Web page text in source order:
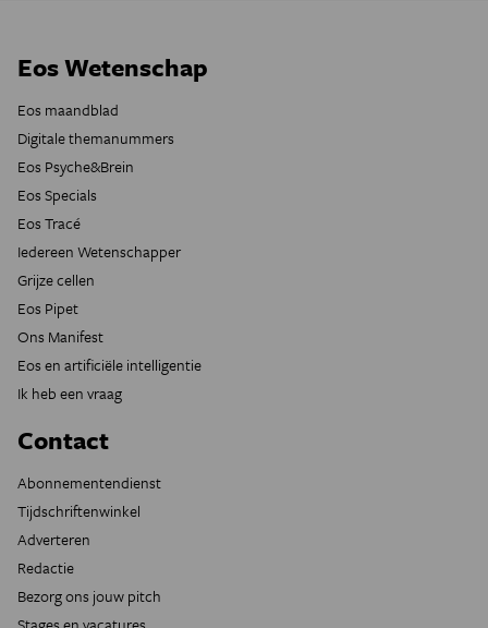
Eos Wetenschap
Eos maandblad
Digitale themanummers
Eos Psyche&Brein
Eos Specials
Eos Tracé
Iedereen Wetenschapper
Grijze cellen
Eos Pipet
Ons Manifest
Eos en artificiële intelligentie
Ik heb een vraag
Contact
Abonnementendienst
Tijdschriftenwinkel
Adverteren
Redactie
Bezorg ons jouw pitch